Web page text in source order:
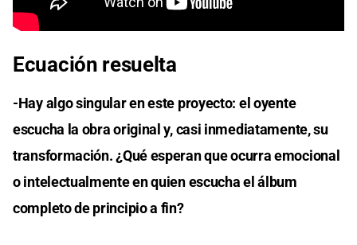
Ecuación resuelta
-Hay algo singular en este proyecto: el oyente
escucha la obra original y, casi inmediatamente, su
transformación. ¿Qué esperan que ocurra emocional
o intelectualmente en quien escucha el álbum
completo de principio a fin?